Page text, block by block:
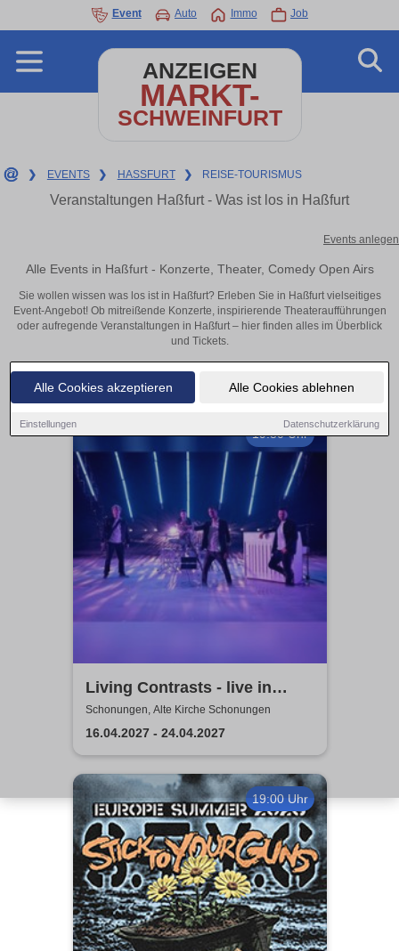
Alle Cookies akzeptieren Alle Cookies ablehnen
Einstellungen Datenschutzerklärung
Event Auto Immo Job
ANZEIGEN
MARKT-
SCHWEINFURT
❯ EVENTS ❯ HASSFURT ❯ REISE-TOURISMUS
Veranstaltungen Haßfurt - Was ist los in Haßfurt
Events anlegen
Alle Events in Haßfurt - Konzerte, Theater, Comedy Open Airs
Sie wollen wissen was los ist in Haßfurt? Erleben Sie in Haßfurt vielseitiges
Event-Angebot! Ob mitreißende Konzerte, inspirierende Theateraufführungen
oder aufregende Veranstaltungen in Haßfurt – hier finden alles im Überblick
und Tickets.
19:30 Uhr
Living Contrasts - live in
concert 2027
Schonungen, Alte Kirche Schonungen
16.04.2027 - 24.04.2027
19:00 Uhr